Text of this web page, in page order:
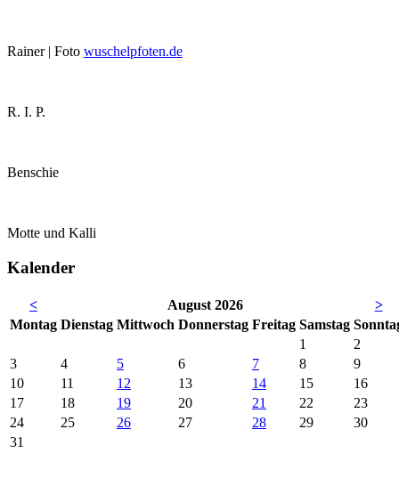
Rainer | Foto wuschelpfoten.de
R. I. P.
Benschie
Motte und Kalli
Kalender
< August 2026
>
Montag Dienstag Mittwoch Donnerstag Freitag Samstag So
1
2
3
4 5 6 7 8
9
10
11 12 13 14 15
16
17
18 19 20 21 22
23
24
25 26 27 28 29
30
31